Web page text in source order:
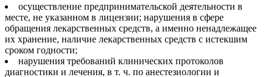
осуществление предпринимательской деятельности в
месте, не указанном в лицензии; нарушения в сфере
обращения лекарственных средств, а именно ненадлежащее
их хранение, наличие лекарственных средств с истекшим
сроком годности;
нарушения требований клинических протоколов
диагностики и лечения, в т. ч. по анестезиологии и